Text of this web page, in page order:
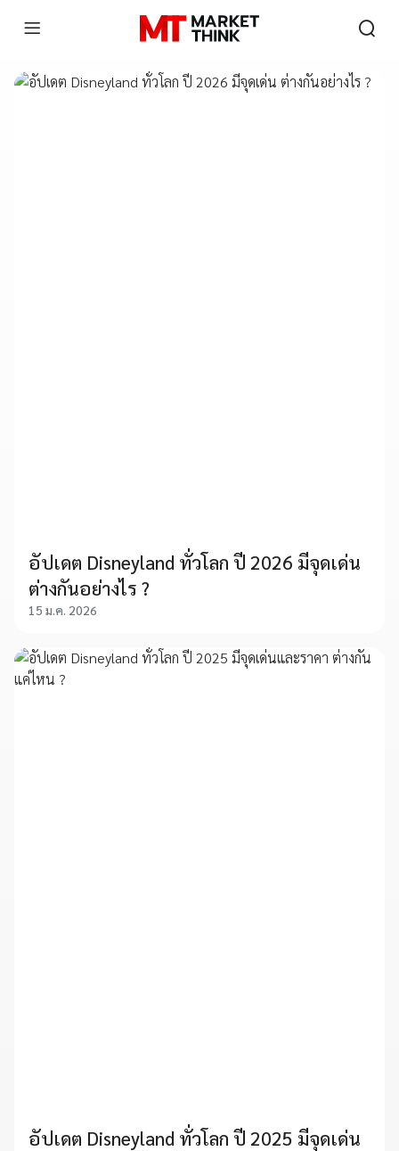
อัปเดต Disneyland ทั่วโลก ปี 2026 มีจุดเด่น
ต่างกันอย่างไร ?
15 ม.ค. 2026
อัปเดต Disneyland ทั่วโลก ปี 2025 มีจุดเด่น